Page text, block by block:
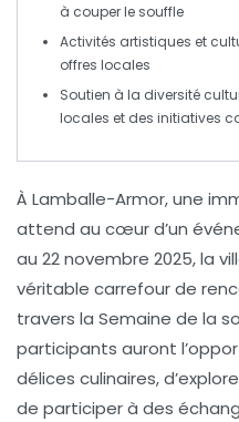
à couper le souffle
Activités artistiques et
offres locales
Soutien à la diversité
locales et des initiatives
À Lamballe-Armor, une
attend au cœur d’un
au 22 novembre 2025, la
véritable carrefour de
travers la Semaine de la
participants auront
délices culinaires,
de participer à des